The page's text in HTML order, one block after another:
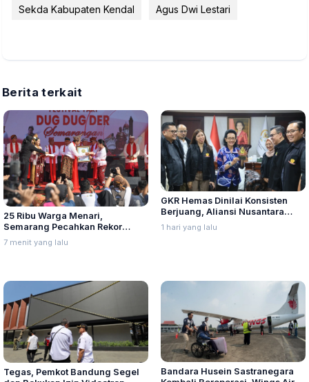
Sekda Kabupaten Kendal Agus Dwi Lestari
Berita terkait
25 Ribu Warga Menari,
Semarang Pecahkan Rekor
LEPRID
7 menit yang lalu
GKR Hemas Dinilai Konsisten
Berjuang, Aliansi Nusantara
Berikan Penghargaan Sebagai
Perempuan Pejuang Otonomi
1 hari yang lalu
Tegas, Pemkot Bandung Segel
Bandara Husein Sastranegara